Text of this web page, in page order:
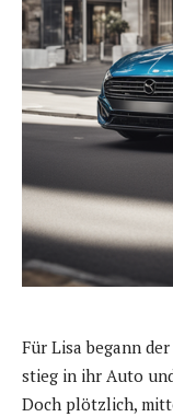
Für Lisa begann
stieg in ihr Auto
Doch plötzlich,